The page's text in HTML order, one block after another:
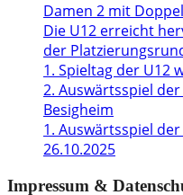
Damen 2 mit
Die U12 erreicht
der
1. Spieltag der U12
2. Auswärtsspiel
Besigheim
1. Auswärtsspiel
26.10.2025
Impressum &